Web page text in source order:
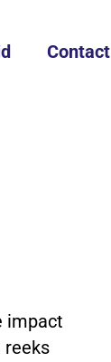
Contact
impact
reeks